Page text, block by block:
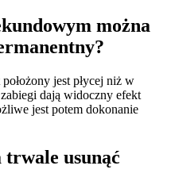
można
jest płycej niż w
dają widoczny efekt
jest potem dokonanie
trwale usunąć